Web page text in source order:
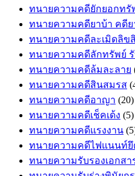
ทนายความคดียักยอกทรั
ทนายความคดียาบ้า คดีย
ทนายความคดีละเมิดลิข
ทนายความคดีลักทรัพย์ รั
ทนายความคดีล้มละลาย
ทนายความคดีสินสมรส
ทนายความคดีอาญา (20)
ทนายความคดีเช็คเด้ง (5)
ทนายความคดีแรงงาน
ทนายความคดีไฟแนนท์ยึ
ทนายความรับรองเอกส